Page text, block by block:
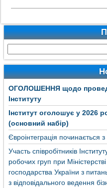
ОГОЛОШЕННЯ щодо
Інституту
Інститут оголошує у 2026
(основний набір)
Євроінтеграція починається
Участь співробітників
робочих груп при
господарства України з
з відповідального ведення